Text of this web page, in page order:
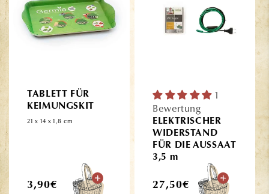
TABLETT FÜR
KEIMUNGSKIT
21 x 14 x 1,8 cm
Normaler
3,90€
1
Bewertung
ELEKTRISCHER
WIDERSTAND
FÜR DIE AUSSAAT
3,5 m
Normaler
27,50€